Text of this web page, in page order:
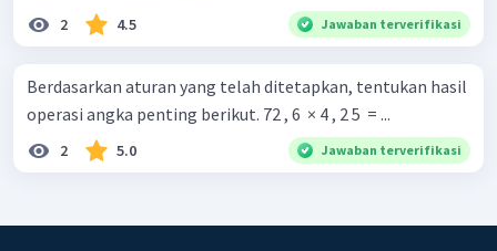
2 4.5 Jawaban terverifikasi
Berdasarkan aturan yang telah ditetapkan, tentukan hasil
operasi angka penting berikut. 72 , 6 ​ × 4 , 2 5 ​ = ...
2 5.0 Jawaban terverifikasi